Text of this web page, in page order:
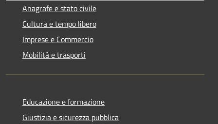
Anagrafe e stato civile
Cultura e tempo libero
Imprese e Commercio
Mobilità e trasporti
Educazione e formazione
Giustizia e sicurezza pubblica